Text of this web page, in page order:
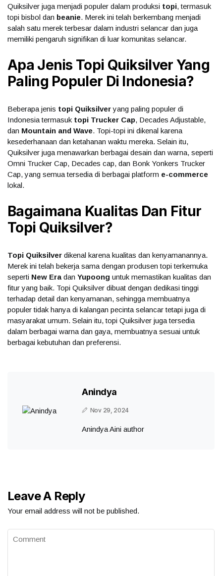
Quiksilver juga menjadi populer dalam produksi topi, termasuk
topi bisbol dan beanie. Merek ini telah berkembang menjadi
salah satu merek terbesar dalam industri selancar dan juga
memiliki pengaruh signifikan di luar komunitas selancar.
Apa Jenis Topi Quiksilver Yang
Paling Populer Di Indonesia?
Beberapa jenis topi Quiksilveryang paling populer di
Indonesia termasuk topi Trucker Cap, Decades Adjustable,
dan Mountain and Wave. Topi-topi ini dikenal karena
kesederhanaan dan ketahanan waktu mereka. Selain itu,
Quiksilver juga menawarkan berbagai desain dan warna, seperti
Omni Trucker Cap, Decades cap, dan Bonk Yonkers Trucker
Cap, yang semua tersedia di berbagai platform e-commerce
lokal.
Bagaimana Kualitas Dan Fitur
Topi Quiksilver?
Topi Quiksilver dikenal karena kualitas dan kenyamanannya.
Merek ini telah bekerja sama dengan produsen topi terkemuka
seperti New Era dan Yupoong untuk memastikan kualitas dan
fitur yang baik. Topi Quiksilver dibuat dengan dedikasi tinggi
terhadap detail dan kenyamanan, sehingga membuatnya
populer tidak hanya di kalangan pecinta selancar tetapi juga di
masyarakat umum. Selain itu, topi Quiksilver juga tersedia
dalam berbagai warna dan gaya, membuatnya sesuai untuk
berbagai kebutuhan dan preferensi.
Anindya
Nov 29, 2024
Anindya Aini author
Leave A Reply
Your email address will not be published.